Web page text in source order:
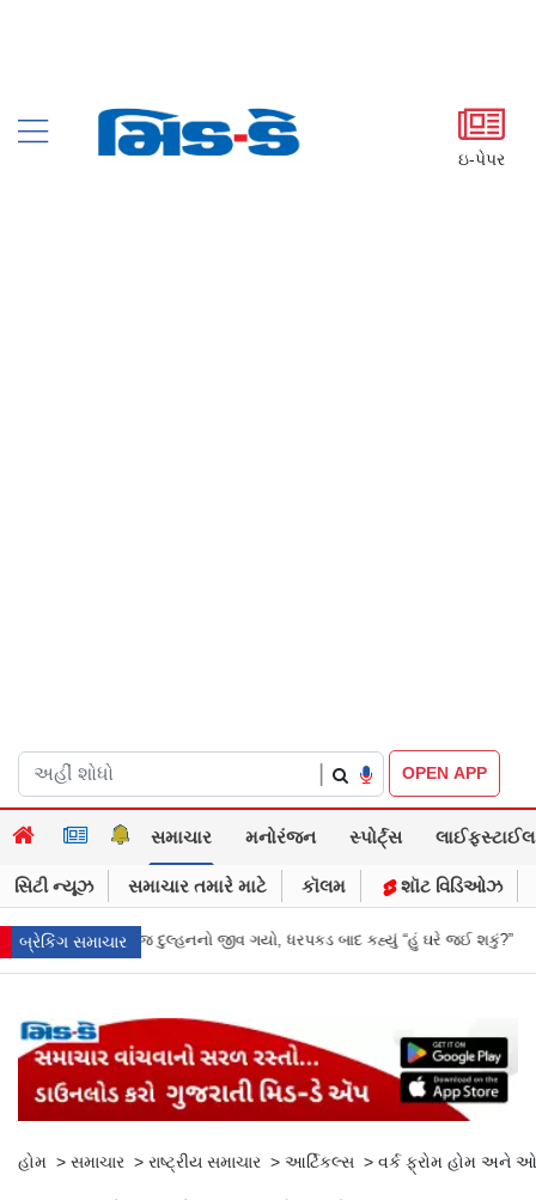
ઇ-પેપર
OPEN APP
સમાચાર મનોરંજન સ્પોર્ટ્સ લાઈફસ્ટાઈલ
સિટી ન્યૂઝ સમાચાર તમારે માટે કૉલમ શૉટ વિડિઓઝ
બ્રેકિંગ સમાચાર
બાદ કહ્યું “હું ઘરે જઈ શકું?” ‘હું બાબા બાગેશ્વર નથી...’: IIT દિલ્હીમાં
હોમ > સમાચાર > રાષ્ટ્રીય સમાચાર > આર્ટિકલ્સ > વર્ક ફ્રોમ હોમ અને